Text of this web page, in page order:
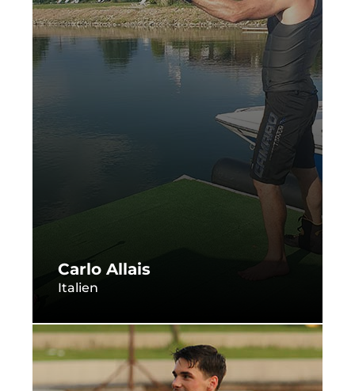
Carlo Allais
Italien